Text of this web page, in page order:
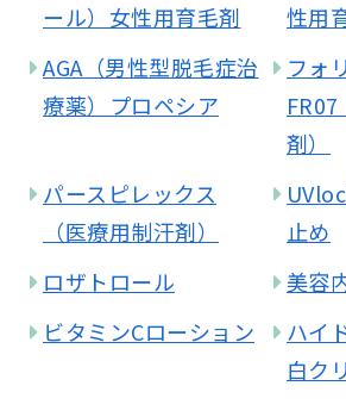
ール）女性用育毛剤
性用
AGA（男性型脱毛症治
療薬）プロペシア
フォ
剤）
パースピレックス
（医療用制汗剤）
止め
ロザトロール
美容
ビタミンCローション
ハイ
白ク